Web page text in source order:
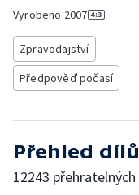
Vyrobeno 2007
Zpravodajství
Předpověď počasí
Přehled dílů
12243 přehratelných